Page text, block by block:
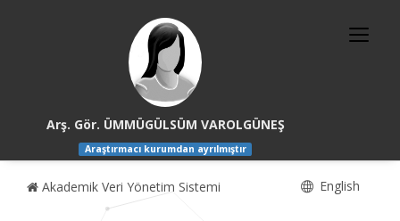
Arş. Gör. ÜMMÜGÜLSÜM VAROLGÜNEŞ
Araştırmacı kurumdan ayrılmıştır
Akademik Veri Yönetim Sistemi English